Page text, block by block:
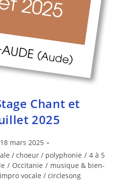
Chant et
2025
18 mars 2025
/ choeur / polyphonie / 4 à 5
/ Occitanie / musique & bien-
impro vocale / circlesong